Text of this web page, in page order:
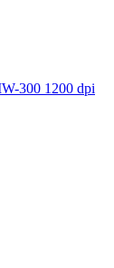
300 1200 dpi